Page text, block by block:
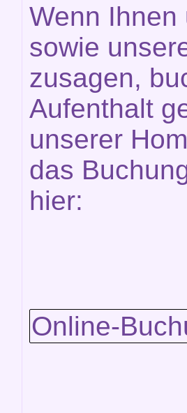
Wenn Ihnen
sowie
zusagen,
Aufenthalt
unserer
das
hier:
Online-